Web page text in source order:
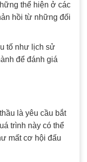
thể hiện ở các
hồi từ những đối
tố như lịch sử
để đánh giá
là yêu cầu bắt
trình này có thể
mất cơ hội đấu